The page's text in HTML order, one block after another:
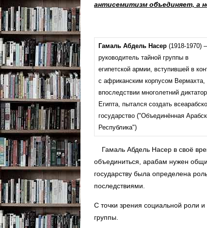
антисемитизм объединяет, а
Гамаль Абдель Насер (1918-1970)
руководитель тайной группы в
египетской армии, вступившей в
с африканским корпусом Вермахта,
впоследствии многолетний диктатор
Египта, пытался создать
государство ("Объединённая
Республика")
Гамаль Абдель Насер в своё
объединиться, арабам нужен
государству была определена
последствиями.
С точки зрения социальной роли
группы.